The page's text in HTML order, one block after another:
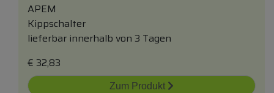
APEM
Kippschalter
lieferbar innerhalb von 3 Tagen
€ 32,83
Zum Produkt